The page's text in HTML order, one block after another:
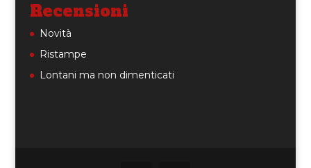
Recensioni
Novità
Ristampe
Lontani ma non dimenticati